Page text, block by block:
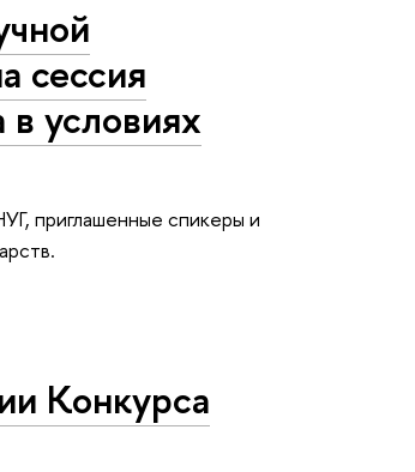
сессия
условиях
приглашенные спикеры и
Конкурса